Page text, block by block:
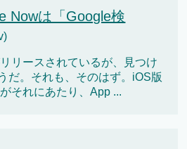
Nowは「Google検
リースされているが、見つけ
だ。それも、そのはず。iOS版
それにあたり、App ...